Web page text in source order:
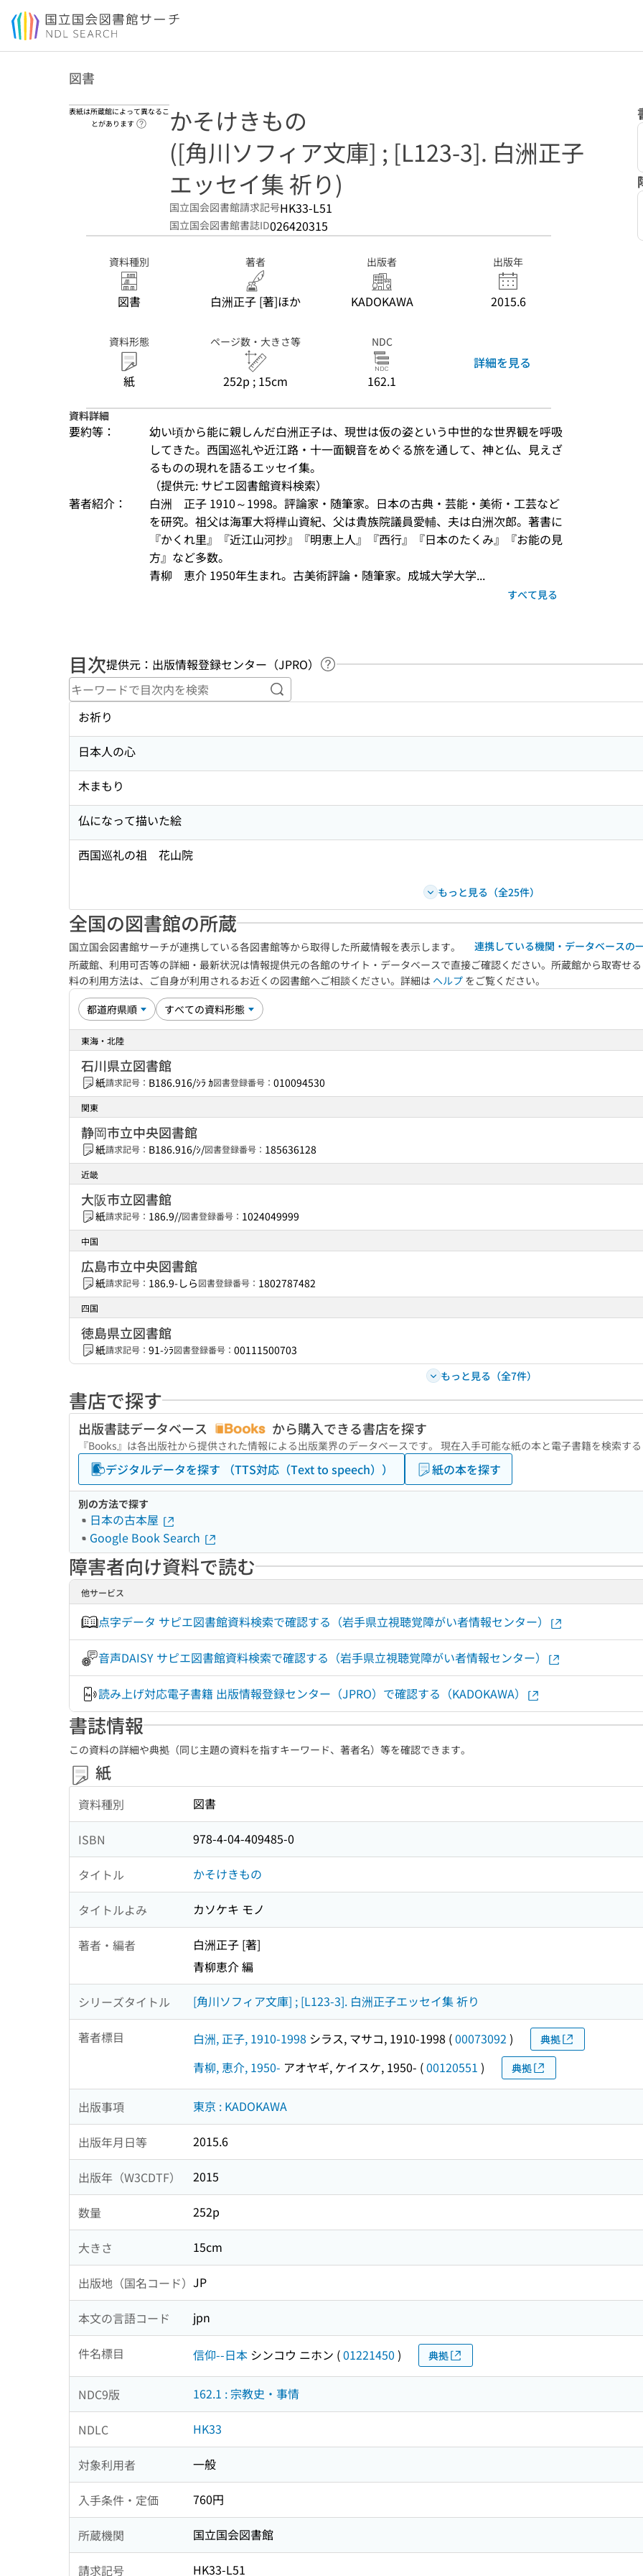
本文へ移動
図書
表紙は所蔵館によって異なるこ
とがあります
ヘルプページへのリンク
かそけきもの
([角川ソフィア文庫] ; [L123-3]. 白洲正子
エッセイ集 祈り)
国立国会図書館請求記号HK33-L51
国立国会図書館書誌ID026420315
資料種別
図書
著者
白洲正子 [著]ほか
出版者
KADOKAWA
出版年
2015.6
資料形態
紙
ページ数・大きさ等
252p ; 15cm
NDC
162.1
詳細を見る
資料詳細
要約等：
幼い頃から能に親しんだ白洲正子は、現世は仮の姿という中世的な世界観を呼吸
してきた。西国巡礼や近江路・十一面観音をめぐる旅を通して、神と仏、見えざ
るものの現れを語るエッセイ集。
（提供元: サピエ図書館資料検索）
著者紹介：
白洲　正子 1910～1998。評論家・随筆家。日本の古典・芸能・美術・工芸など
を研究。祖父は海軍大将樺山資紀、父は貴族院議員愛輔、夫は白洲次郎。著書に
『かくれ里』『近江山河抄』『明恵上人』『西行』『日本のたくみ』『お能の見
方』など多数。
青柳　恵介 1950年生まれ。古美術評論・随筆家。成城大学大学...
すべて見る
目次提供元：出版情報登録センター（JPRO）
ヘルプページへのリンク
キーワードで目次内を検索
お祈り
日本人の心
木まもり
仏になって描いた絵
西国巡礼の祖 花山院
もっと見る（全25件）
全国の図書館の所蔵
国立国会図書館サーチが連携している各図書館等から取得した所蔵情報を表示します。
連携している機関・データベースの
所蔵館、利用可否等の詳細・最新状況は情報提供元の各館のサイト・データベースで直接ご確認ください。所蔵館から取寄せ
料の利用方法は、ご自身が利用されるお近くの図書館へご相談ください。詳細は ヘルプ をご覧ください。
東海・北陸
石川県立図書館
紙請求記号： B186.916/ｼﾗ ｶ図書登録番号： 010094530
関東
静岡市立中央図書館
紙請求記号： B186.916/ｼ/図書登録番号： 185636128
近畿
大阪市立図書館
紙請求記号： 186.9//図書登録番号： 1024049999
中国
広島市立中央図書館
紙請求記号： 186.9-しら図書登録番号： 1802787482
四国
徳島県立図書館
紙請求記号： 91-ｼﾗ図書登録番号： 00111500703
もっと見る（全7件）
書店で探す
出版書誌データベース から購入できる書店を探す
『Books』は各出版社から提供された情報による出版業界のデータベースです。 現在入手可能な紙の本と電子書籍を検索する
デジタルデータを探す （TTS対応（Text to speech）） 紙の本を探す
別の方法で探す
日本の古本屋
Google Book Search
障害者向け資料で読む
他サービス
点字データ サピエ図書館資料検索で確認する（岩手県立視聴覚障がい者情報センター）
音声DAISY サピエ図書館資料検索で確認する（岩手県立視聴覚障がい者情報センター）
読み上げ対応電子書籍 出版情報登録センター（JPRO）で確認する（KADOKAWA）
書誌情報
この資料の詳細や典拠（同じ主題の資料を指すキーワード、著者名）等を確認できます。
紙
資料種別 図書
ISBN 978-4-04-409485-0
タイトル かそけきもの
タイトルよみ カソケキ モノ
著者・編者
白洲正子 [著]
青柳恵介 編
シリーズタイトル [角川ソフィア文庫] ; [L123-3]. 白洲正子エッセイ集 祈り
著者標目 白洲, 正子, 1910-1998 シラス, マサコ, 1910-1998 (00073092 ) 典拠
青柳, 恵介, 1950- アオヤギ, ケイスケ, 1950- (00120551 ) 典拠
出版事項 東京 : KADOKAWA
出版年月日等 2015.6
出版年（W3CDTF） 2015
数量 252p
大きさ 15cm
出版地（国名コード） JP
本文の言語コード jpn
件名標目 信仰--日本 シンコウ ニホン (01221450 ) 典拠
NDC9版 162.1 : 宗教史・事情
NDLC HK33
対象利用者 一般
入手条件・定価 760円
所蔵機関 国立国会図書館
請求記号 HK33-L51